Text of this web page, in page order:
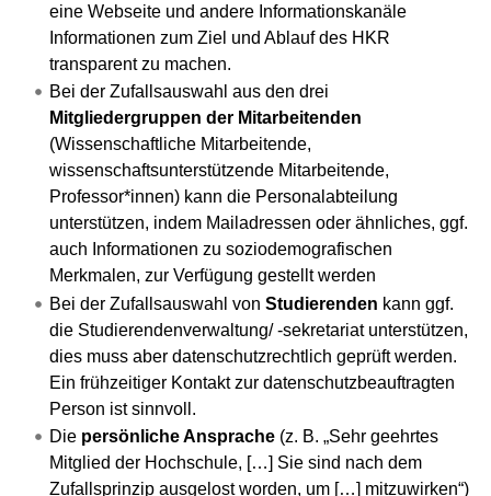
eine Webseite und andere Informationskanäle
Informationen zum Ziel und Ablauf des HKR
transparent zu machen.
Bei der Zufallsauswahl aus den drei
Mitgliedergruppen der Mitarbeitenden
(Wissenschaftliche Mitarbeitende,
wissenschaftsunterstützende Mitarbeitende,
Professor*innen) kann die Personalabteilung
unterstützen, indem Mailadressen oder ähnliches, ggf.
auch Informationen zu soziodemografischen
Merkmalen, zur Verfügung gestellt werden
Bei der Zufallsauswahl von Studierenden kann ggf.
die Studierendenverwaltung/ -sekretariat unterstützen,
dies muss aber datenschutzrechtlich geprüft werden.
Ein frühzeitiger Kontakt zur datenschutzbeauftragten
Person ist sinnvoll.
Die persönliche Ansprache(z. B. „Sehr geehrtes
Mitglied der Hochschule, […] Sie sind nach dem
Zufallsprinzip ausgelost worden, um […] mitzuwirken“)